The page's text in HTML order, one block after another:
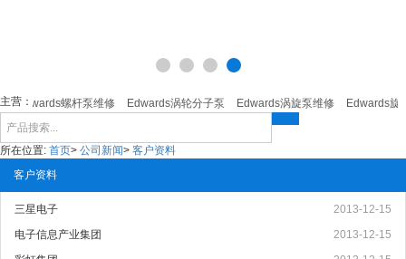
主营：
Edwards螺杆泵维修 Edwards涡轮分子泵 Edwards涡旋泵维修 Edwards旋
所在位置: 首页> 公司新闻> 客户资料
客户资料
三星电子
2013-12-15
电子信息产业集团
2013-12-15